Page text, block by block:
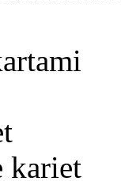
kariet